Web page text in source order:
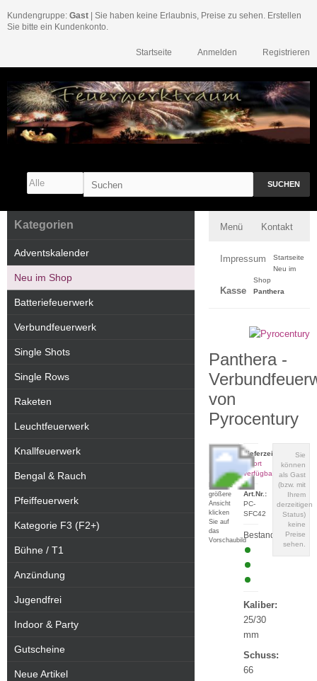
Kundengruppe: Gast | Sie haben keine Erlaubnis, Preise zu sehen. Erstellen
Sie bitte ein Kundenkonto.
Registrieren
Anmelden
Startseite
SUCHEN
Menü Kontakt
Impressum
Kasse
Startseite
Neu im
Shop
Panthera
Panthera -
von
Pyrocentury
Für eine
größere
Ansicht
klicken
Sie auf
das
Vorschaubild
Sie
können
als Gast
(bzw. mit
Ihrem
derzeitigen
Status)
keine
Preise
sehen.
Lieferzeit:
sofort
verfügbar
Art.Nr.:
PC-
SFC42
Bestand:
Kaliber:
25/30
mm
Schuss:
66
Kategorien
Adventskalender
Neu im Shop
Batteriefeuerwerk
Verbundfeuerwerk
Single Shots
Single Rows
Raketen
Leuchtfeuerwerk
Knallfeuerwerk
Bengal & Rauch
Pfeiffeuerwerk
Kategorie F3 (F2+)
Bühne / T1
Anzündung
Jugendfrei
Indoor & Party
Gutscheine
Neue Artikel